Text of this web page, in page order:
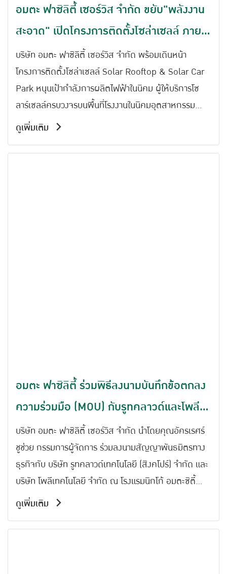
อมตะ ฟาซิลิตี้ เซอร์วิส จำกัด ขยับ"พลังงาน
สะอาด" เปิดโครงการติดตั้งโซล่าเซลล์ ภายใน
นิคมฯ
บริษัท อมตะ ฟาซิลิตี้ เซอร์วิส จำกัด พร้อมเดินหน้า
โครงการติดตั้งโซล่าเซลล์ Solar Rooftop & Solar Car
Park หนุนเป้ากำลังการผลิตไฟฟ้าในนิคม ผู้ให้บริการโซ
ลาร์เซลล์ครบวงจรบนพื้นที่โรงงานในนิคมอุตสาหกรรม
อมตะซิตี้ ชลบุรีและระยอง
ดูเพิ่มเติม
อมตะ ฟาซิลิตี้ ร่วมพิธีลงนามบันทึกข้อตกลง
ความร่วมมือ (MOU) กับรูทคลาวด์และโพลี
เทค ร่วมยกระดับนวัตกรรมแพลตฟอร์ม
คาร์บอน
บริษัท อมตะ ฟาซิลิตี้ เซอร์วิส จำกัด นำโดยคุณอัครเรศร์
ชูช่วย กรรมการผู้จัดการ ร่วมลงนามสัญญาพันธมิตรทาง
ธุรกิจกับ บริษัท รูทคลาวด์เทคโนโลยี (สิงคโปร์) จำกัด และ
บริษัท โพลีเทคโนโลยี จำกัด ณ โรงแรมนิกโก้ อมตะซิตี้
ชลบุรี ภายในพื้นที่นิคมอุตสาหกรรมอมตะซิตี้ ชลบุรี และ
ดูเพิ่มเติม